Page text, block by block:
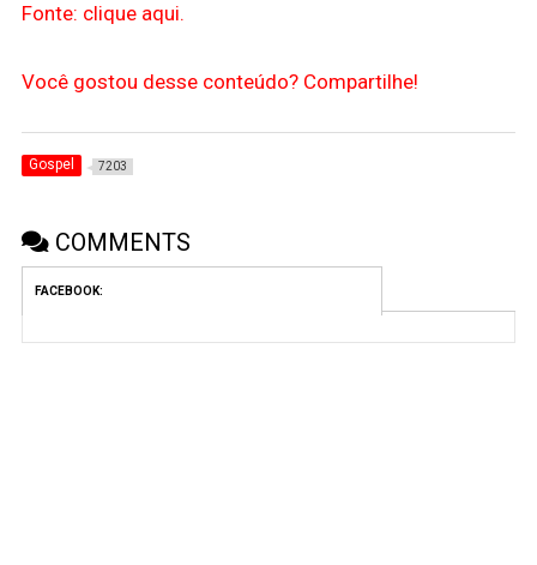
Fonte: clique aqui.
Você gostou desse conteúdo? Compartilhe!
Gospel 7203
COMMENTS
FACEBOOK: